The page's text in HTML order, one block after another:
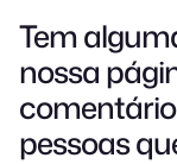
Tem
nossa
pessoas